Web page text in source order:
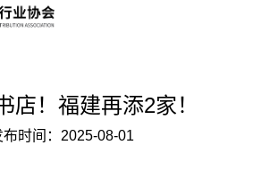
店！福建再添2家！
布时间： 2025-08-01